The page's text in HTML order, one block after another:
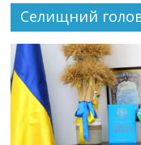
Селищний